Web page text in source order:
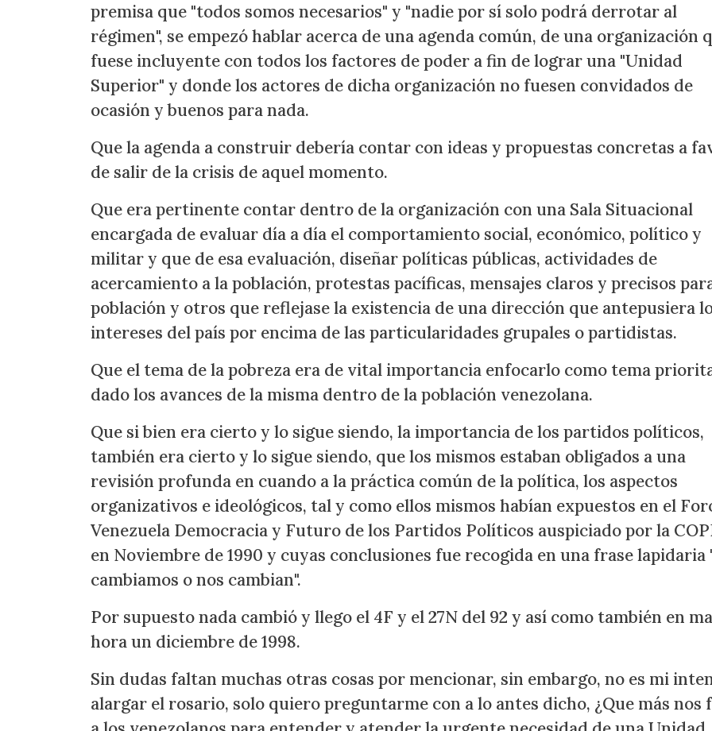
premisa que "todos somos necesarios" y "nadie por sí solo podrá derrotar al
régimen", se empezó hablar acerca de una agenda común, de una organización
fuese incluyente con todos los factores de poder a fin de lograr una "Unidad
Superior" y donde los actores de dicha organización no fuesen convidados de
ocasión y buenos para nada.
Que la agenda a construir debería contar con ideas y propuestas concretas a
de salir de la crisis de aquel momento.
Que era pertinente contar dentro de la organización con una Sala Situacional
encargada de evaluar día a día el comportamiento social, económico, político y
militar y que de esa evaluación, diseñar políticas públicas, actividades de
acercamiento a la población, protestas pacíficas, mensajes claros y precisos
población y otros que reflejase la existencia de una dirección que antepusiera
intereses del país por encima de las particularidades grupales o partidistas.
Que el tema de la pobreza era de vital importancia enfocarlo como tema
dado los avances de la misma dentro de la población venezolana.
Que si bien era cierto y lo sigue siendo, la importancia de los partidos políticos,
también era cierto y lo sigue siendo, que los mismos estaban obligados a una
revisión profunda en cuando a la práctica común de la política, los aspectos
organizativos e ideológicos, tal y como ellos mismos habían expuestos en el
Venezuela Democracia y Futuro de los Partidos Políticos auspiciado por la
en Noviembre de 1990 y cuyas conclusiones fue recogida en una frase lapidaria
cambiamos o nos cambian".
Por supuesto nada cambió y llego el 4F y el 27N del 92 y así como también en
hora un diciembre de 1998.
Sin dudas faltan muchas otras cosas por mencionar, sin embargo, no es mi
alargar el rosario, solo quiero preguntarme con a lo antes dicho, ¿Que más nos